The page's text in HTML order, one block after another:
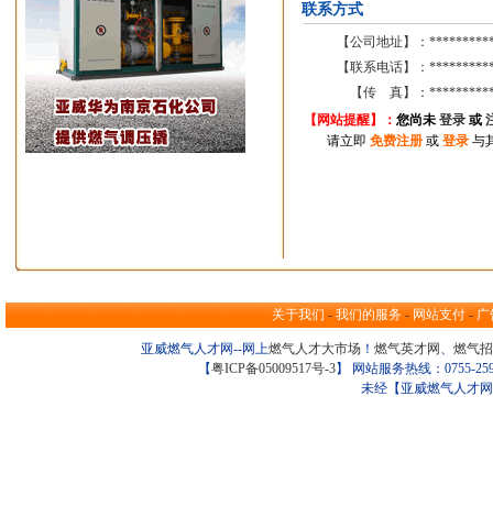
联系方式
【公司地址】：
【联系电话】：
【传 真】：
【网站提醒】： 您尚未 登录 或
请立即 免费注册 或 登录 与
关于我们 - 我们的服务- 网站支付- 广
亚威燃气人才网--网上燃气人才大市场 ！ 燃气英才网 、 燃气
【粤ICP备05009517号-3】 网站服务热线：0755-
未经【亚威燃气人才